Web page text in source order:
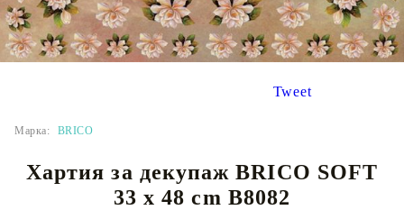
Tweet
Марка: BRICO
Хартия за декупаж BRICO SOFT
33 x 48 cm B8082